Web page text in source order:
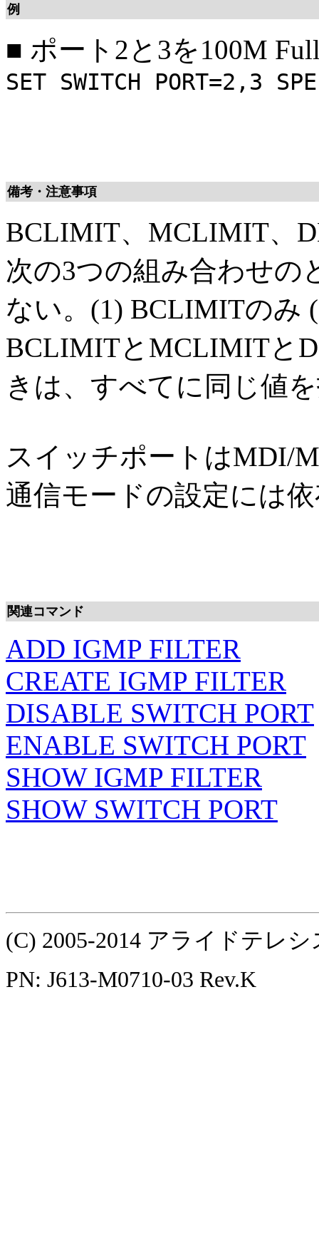
例
■ ポート2と3を100M
SET SWITCH PORT=2,3
備考・注意事項
BCLIMIT、MCLIMIT、
次の3つの組み合わせの
ない。(1) BCLIMITのみ
BCLIMITとMCLIMITと
きは、すべてに同じ値
スイッチポートはMDI/
通信モードの設定には
関連コマンド
ADD IGMP FILTER
CREATE IGMP FILTER
DISABLE SWITCH PORT
ENABLE SWITCH PORT
SHOW IGMP FILTER
SHOW SWITCH PORT
(C) 2005-2014 アライドテレ
PN: J613-M0710-03 Rev.K